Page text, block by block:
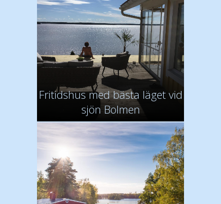
Fritidshus med bästa läget vid
sjön Bolmen